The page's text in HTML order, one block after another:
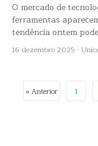
O mercado de
ferramentas
tendência ontem
16 dezembro 2025 ·
« Anterior 1